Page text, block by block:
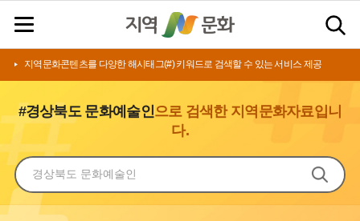
지역문화콘텐츠를 다양한 해시태그(#) 키워드로 검색할 수 있는 서비스 제공
#경상북도 문화예술인으로 검색한 지역문화자료입니
다.